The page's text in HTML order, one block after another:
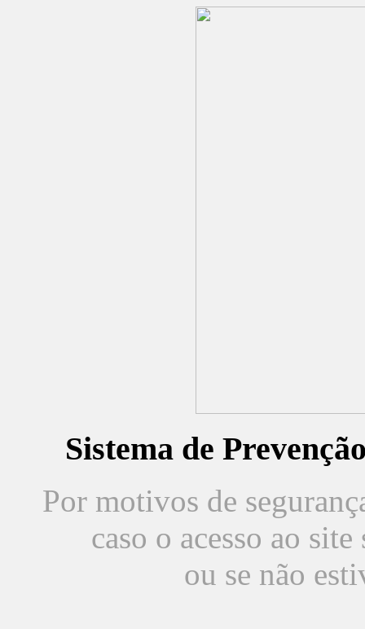
Sistema de
Por motivos de
caso o acesso ao
ou se não